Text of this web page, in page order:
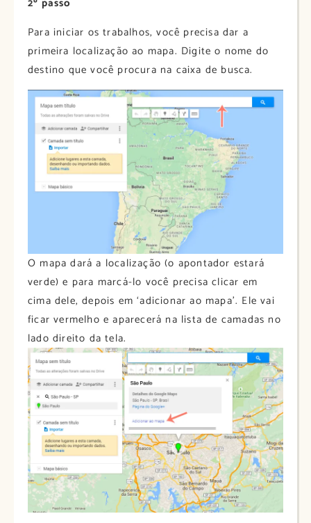
Para iniciar os trabalhos, você precisa dar a
primeira localização ao mapa. Digite o nome do
destino que você procura na caixa de busca.
O mapa dará a localização (o apontador estará
verde) e para marcá-lo você precisa clicar em
cima dele, depois em ‘adicionar ao mapa’. Ele vai
ficar vermelho e aparecerá na lista de camadas no
lado direito da tela.